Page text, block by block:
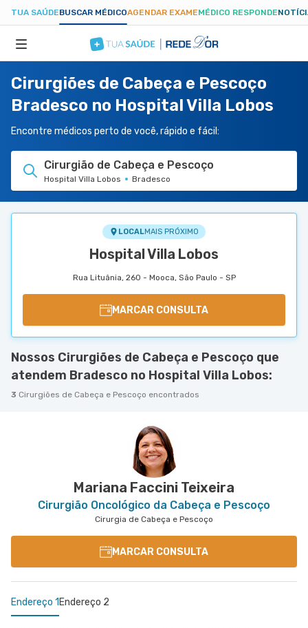
TUA SAÚDEBUSCAR MÉDICOAGENDAR EXAMEMÉDICO RESPONDE
ESPECIALIDADES
HOSPITAIS
TUASAUDE.COM
Cirurgiões de Cabeça e Pescoço
Bradesco no Hospital Villa Lobos
Encontre médicos perto de você, rápido e fácil:
Cirurgião de Cabeça e Pescoço
Hospital Villa Lobos Bradesco
LOCALMAIS PRÓXIMO
Hospital Villa Lobos
Rua Lituânia, 260 - Mooca, São Paulo - SP
MARCAR CONSULTA
Nossos Cirurgiões de Cabeça e Pescoço que
atendem Bradesco no Hospital Villa Lobos:
3 Cirurgiões de Cabeça e Pescoço encontrados
Mariana Faccini Teixeira
Cirurgião Oncológico da Cabeça e Pescoço
Cirurgia de Cabeça e Pescoço
MARCAR CONSULTA
Endereço 1 Endereço 2